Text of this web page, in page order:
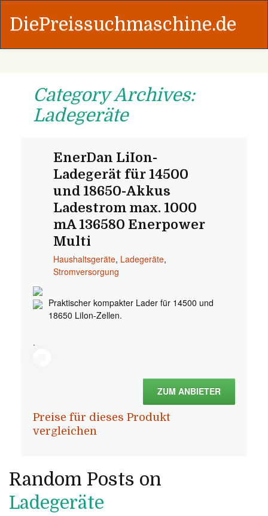
DiePreissuchmaschine.de
Category Archives:
Ladegeräte
EnerDan LiIon-
Ladegerät für 14500
und 18650-Akkus
Ladestrom max. 1000
mA 136580 Enerpower
Multi
Haushaltsgeräte, Ladegeräte,
Stromversorgung
Praktischer kompakter Lader für 14500 und
18650 LiIon-Zellen.
.
ZUM ANBIETER
Preise für dieses Produkt
vergleichen
Random Posts on
Ladegeräte